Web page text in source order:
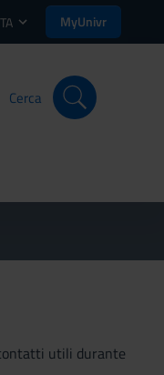
MyUnivr
Cerca
utili durante